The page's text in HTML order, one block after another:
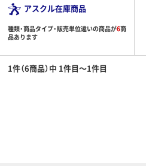
アスクル在庫商品
種類・商品タイプ・販売単位違いの商品が6商
品あります
1件（6商品）中 1件目～1件目